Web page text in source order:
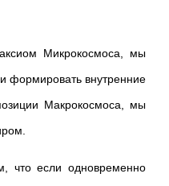
Микрокосмоса, мы
формировать внутренние
Макрокосмоса, мы
что если одновременно